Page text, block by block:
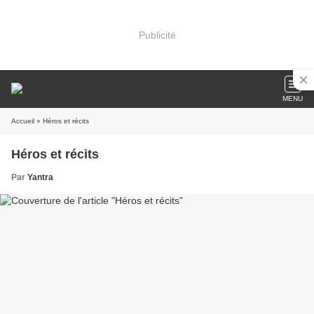
Publicité
MENU
Accueil » Héros et récits
Héros et récits
Par Yantra